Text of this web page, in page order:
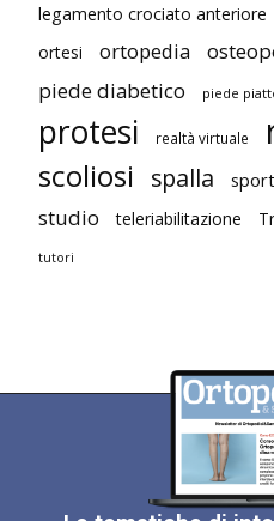
legamento crociato anteriore
ortesi
ortopedia
piede diabetico piede
protesi realtà virtuale
scoliosi spalla sport
studio teleriabilitazione
tutori